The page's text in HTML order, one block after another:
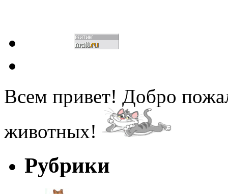
Всем привет! Добро
животных!
Рубрики